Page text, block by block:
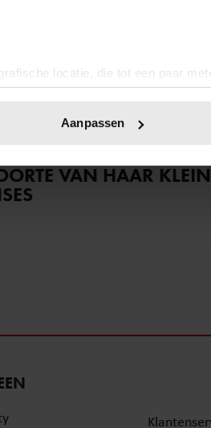
locatie, die tot een paar
te scannen op specifieke
in de Cookieverklaring.
te personaliseren, om
informatie over uw gebruik van
Aanpassen
VOL LIEFDE’-AMY
VAN HAAR